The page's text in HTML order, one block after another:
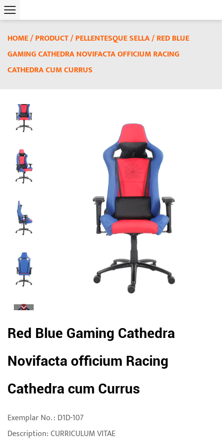
HOME/PRODUCT/PELLENTESQUE SELLA/RED BLUE
GAMING CATHEDRA NOVIFACTA OFFICIUM RACING
CATHEDRA CUM CURRUS
Red Blue Gaming Cathedra
Novifacta officium Racing
Cathedra cum Currus
Exemplar No. : D1D-107
Description: CURRICULUM VITAE